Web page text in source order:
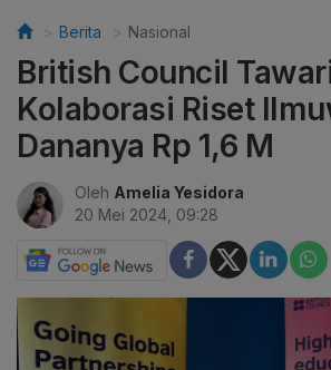
Berita Nasional
British Council
Kolaborasi Riset
Dananya Rp 1,6 M
Oleh Amelia Yesidora
20 Mei 2024, 09:28